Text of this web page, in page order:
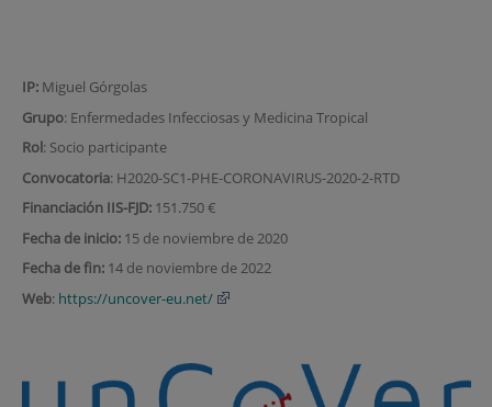
IP: Miguel Górgolas
Grupo: Enfermedades Infecciosas y Medicina Tropical
Rol: Socio participante
Convocatoria: H2020-SC1-PHE-CORONAVIRUS-2020-2-RTD
Financiación IIS-FJD:151.750 €
Fecha de inicio:15 de noviembre de 2020
Fecha de fin:14 de noviembre de 2022
Web: https://uncover-eu.net/